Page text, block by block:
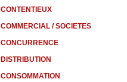
CONTENTIEUX
COMMERCIAL / SOCIETES
CONCURRENCE
DISTRIBUTION
CONSOMMATION